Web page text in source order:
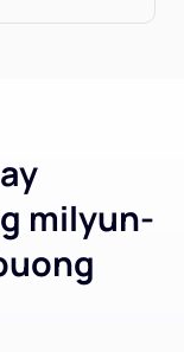
milyun-